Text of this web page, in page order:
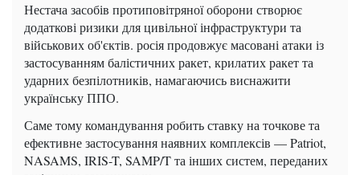
Нестача засобів протиповітряної оборони створює
додаткові ризики для цивільної інфраструктури та
військових об'єктів. росія продовжує масовані атаки із
застосуванням балістичних ракет, крилатих ракет та
ударних безпілотників, намагаючись виснажити
українську ППО.
Саме тому командування робить ставку на точкове та
ефективне застосування наявних комплексів — Patriot,
NASAMS, IRIS-T, SAMP/T та інших систем, переданих